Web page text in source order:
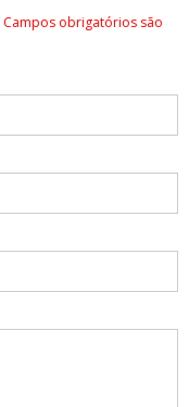
Campos obrigatórios são